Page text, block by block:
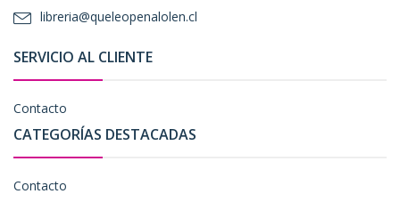
libreria@queleopenalolen.cl
SERVICIO AL CLIENTE
Contacto
CATEGORÍAS DESTACADAS
Contacto